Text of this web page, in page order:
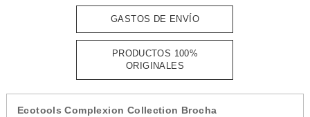
GASTOS DE ENVÍO
PRODUCTOS 100%
ORIGINALES
Ecotools Complexion Collection Brocha